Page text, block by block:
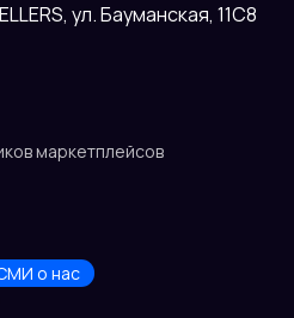
ул. Бауманская, 11С8
маркетплейсов
о нас